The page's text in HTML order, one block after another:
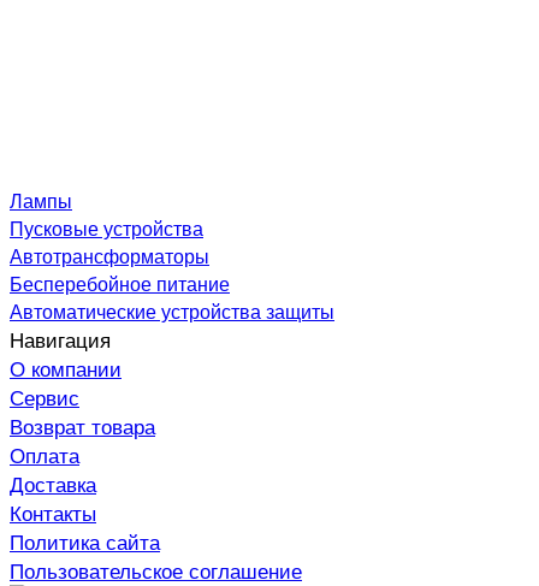
Лампы
Пусковые устройства
Автотрансформаторы
Бесперебойное питание
Автоматические устройства защиты
Навигация
О компании
Сервис
Возврат товара
Оплата
Доставка
Контакты
Политика сайта
Пользовательское соглашение